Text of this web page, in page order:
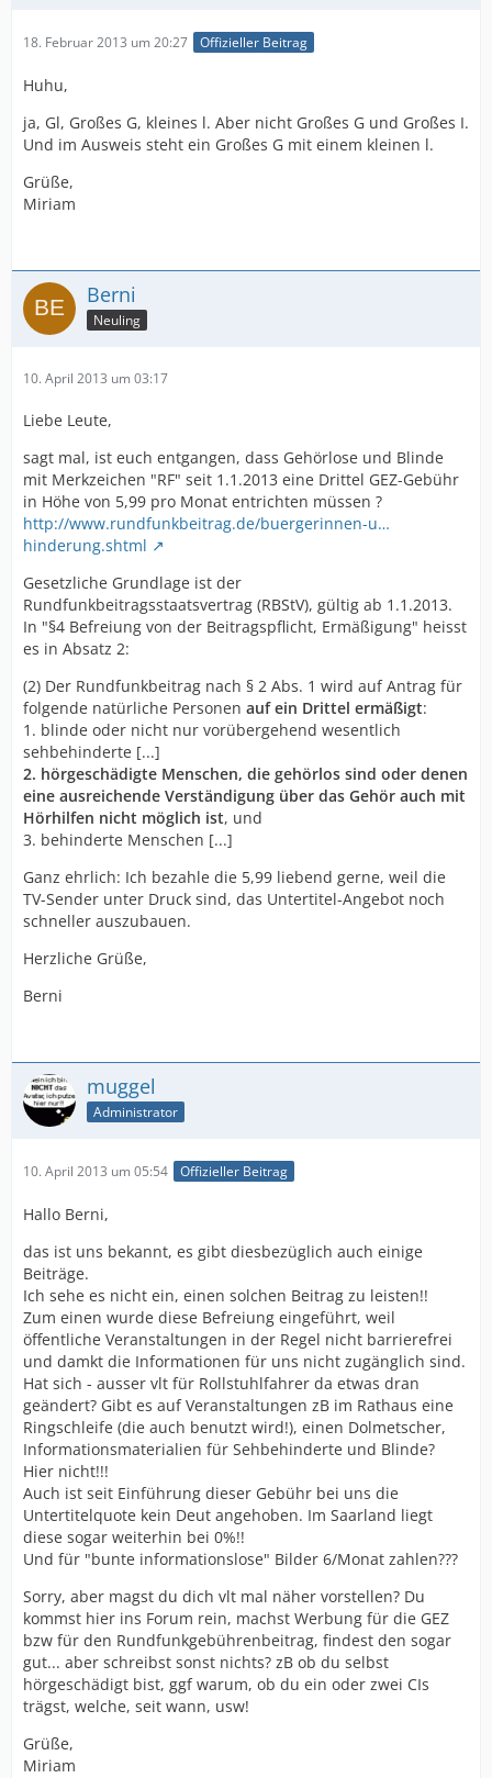
18. Februar 2013 um 20:27 Offizieller Beitrag
Huhu,
ja, Gl, Großes G, kleines l. Aber nicht Großes G und Großes I.
Und im Ausweis steht ein Großes G mit einem kleinen l.
Grüße,
Miriam
Berni
Neuling
10. April 2013 um 03:17
Liebe Leute,
sagt mal, ist euch entgangen, dass Gehörlose und Blinde
mit Merkzeichen "RF" seit 1.1.2013 eine Drittel GEZ-Gebühr
in Höhe von 5,99 pro Monat entrichten müssen ?
http://www.rundfunkbeitrag.de/buergerinnen-u…
hinderung.shtml
Gesetzliche Grundlage ist der
Rundfunkbeitragsstaatsvertrag (RBStV), gültig ab 1.1.2013.
In "§4 Befreiung von der Beitragspflicht, Ermäßigung" heisst
es in Absatz 2:
(2) Der Rundfunkbeitrag nach § 2 Abs. 1 wird auf Antrag für
folgende natürliche Personen auf ein Drittel ermäßigt:
1. blinde oder nicht nur vorübergehend wesentlich
sehbehinderte [...]
2. hörgeschädigte Menschen, die gehörlos sind oder denen
eine ausreichende Verständigung über das Gehör auch mit
Hörhilfen nicht möglich ist, und
3. behinderte Menschen [...]
Ganz ehrlich: Ich bezahle die 5,99 liebend gerne, weil die
TV-Sender unter Druck sind, das Untertitel-Angebot noch
schneller auszubauen.
Herzliche Grüße,
Berni
muggel
Administrator
10. April 2013 um 05:54 Offizieller Beitrag
Hallo Berni,
das ist uns bekannt, es gibt diesbezüglich auch einige
Beiträge.
Ich sehe es nicht ein, einen solchen Beitrag zu leisten!!
Zum einen wurde diese Befreiung eingeführt, weil
öffentliche Veranstaltungen in der Regel nicht barrierefrei
und damkt die Informationen für uns nicht zugänglich sind.
Hat sich - ausser vlt für Rollstuhlfahrer da etwas dran
geändert? Gibt es auf Veranstaltungen zB im Rathaus eine
Ringschleife (die auch benutzt wird!), einen Dolmetscher,
Informationsmaterialien für Sehbehinderte und Blinde?
Hier nicht!!!
Auch ist seit Einführung dieser Gebühr bei uns die
Untertitelquote kein Deut angehoben. Im Saarland liegt
diese sogar weiterhin bei 0%!!
Und für "bunte informationslose" Bilder 6/Monat zahlen???
Sorry, aber magst du dich vlt mal näher vorstellen? Du
kommst hier ins Forum rein, machst Werbung für die GEZ
bzw für den Rundfunkgebührenbeitrag, findest den sogar
gut... aber schreibst sonst nichts? zB ob du selbst
hörgeschädigt bist, ggf warum, ob du ein oder zwei CIs
trägst, welche, seit wann, usw!
Grüße,
Miriam